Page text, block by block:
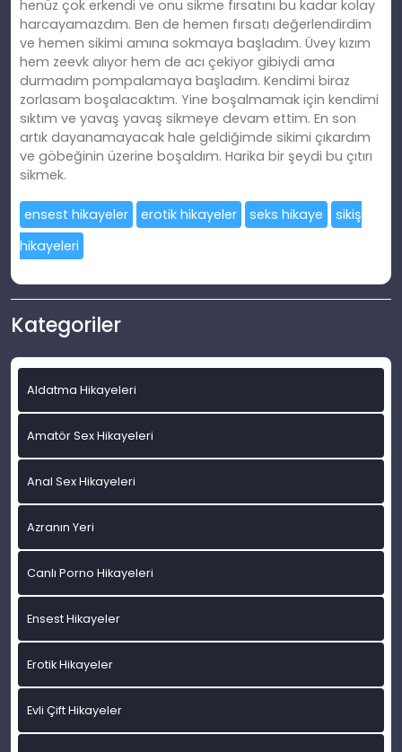
henüz çok erkendi ve onu sikme fırsatını bu kadar kolay
harcayamazdım. Ben de hemen fırsatı değerlendirdim
ve hemen sikimi amına sokmaya başladım. Üvey kızım
hem zeevk alıyor hem de acı çekiyor gibiydi ama
durmadım pompalamaya başladım. Kendimi biraz
zorlasam boşalacaktım. Yine boşalmamak için kendimi
sıktım ve yavaş yavaş sikmeye devam ettim. En son
artık dayanamayacak hale geldiğimde sikimi çıkardım
ve göbeğinin üzerine boşaldım. Harika bir şeydi bu çıtırı
sikmek.
ensest hikayeler erotik hikayeler seks hikaye
sikiş
hikayeleri
Kategoriler
Aldatma Hikayeleri
Amatör Sex Hikayeleri
Anal Sex Hikayeleri
Azranın Yeri
Canlı Porno Hikayeleri
Ensest Hikayeler
Erotik Hikayeler
Evli Çift Hikayeler